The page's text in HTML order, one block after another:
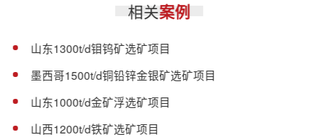
相关案例
山东1300t/d钼钨矿选矿项目
墨西哥1500t/d铜铅锌金银矿选矿项目
山东1000t/d金矿浮选矿项目
山西1200t/d铁矿选矿项目